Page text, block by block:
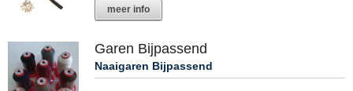
meer info
Garen Bijpassend
Naaigaren Bijpassend